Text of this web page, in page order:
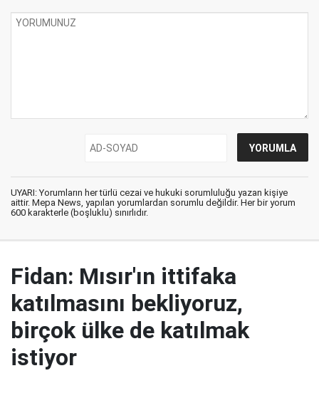
UYARI: Yorumların her türlü cezai ve hukuki sorumluluğu yazan kişiye
aittir. Mepa News, yapılan yorumlardan sorumlu değildir. Her bir yorum
600 karakterle (boşluklu) sınırlıdır.
Fidan: Mısır'ın ittifaka
katılmasını bekliyoruz,
birçok ülke de katılmak
istiyor